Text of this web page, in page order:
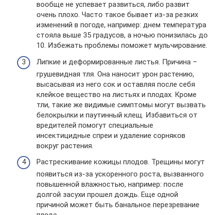
вообще не успевает развиться, либо развит
очень плохо. Часто такое бывает из-за резких
изменений в погоде, например: днем температура
стояла выше 35 градусов, а ночью понизилась до
10. Избежать проблемы поможет мульчирование.
Липкие и деформированные листья. Причина –
грушевидная тля. Она наносит урон растению,
высасывая из него сок и оставляя после себя
клейкое вещество на листьях и плодах. Кроме
тли, такие же видимые симптомы могут вызвать
белокрылки и паутинный клещ. Избавиться от
вредителей помогут специальные
инсектицидные спреи и удаление сорняков
вокруг растения.
Растрескивание кожицы плодов. Трещины могут
появиться из-за ускоренного роста, вызванного
повышенной влажностью, например: после
долгой засухи прошел дождь. Еще одной
причиной может быть банальное перезревание